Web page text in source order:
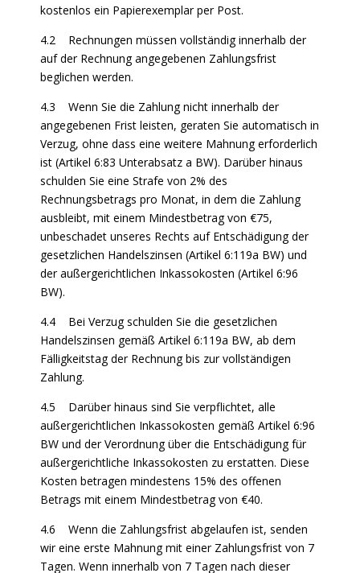
kostenlos ein Papierexemplar per Post.
4.2 Rechnungen müssen vollständig innerhalb der
auf der Rechnung angegebenen Zahlungsfrist
beglichen werden.
4.3 Wenn Sie die Zahlung nicht innerhalb der
angegebenen Frist leisten, geraten Sie automatisch in
Verzug, ohne dass eine weitere Mahnung erforderlich
ist (Artikel 6:83 Unterabsatz a BW). Darüber hinaus
schulden Sie eine Strafe von 2% des
Rechnungsbetrags pro Monat, in dem die Zahlung
ausbleibt, mit einem Mindestbetrag von €75,
unbeschadet unseres Rechts auf Entschädigung der
gesetzlichen Handelszinsen (Artikel 6:119a BW) und
der außergerichtlichen Inkassokosten (Artikel 6:96
BW).
4.4 Bei Verzug schulden Sie die gesetzlichen
Handelszinsen gemäß Artikel 6:119a BW, ab dem
Fälligkeitstag der Rechnung bis zur vollständigen
Zahlung.
4.5 Darüber hinaus sind Sie verpflichtet, alle
außergerichtlichen Inkassokosten gemäß Artikel 6:96
BW und der Verordnung über die Entschädigung für
außergerichtliche Inkassokosten zu erstatten. Diese
Kosten betragen mindestens 15% des offenen
Betrags mit einem Mindestbetrag von €40.
4.6 Wenn die Zahlungsfrist abgelaufen ist, senden
wir eine erste Mahnung mit einer Zahlungsfrist von 7
Tagen. Wenn innerhalb von 7 Tagen nach dieser